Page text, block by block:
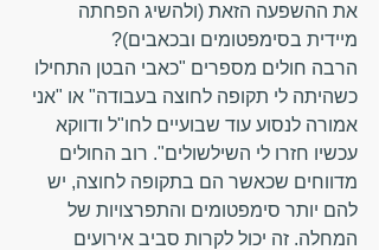
את ההשפעה הזאת (ולהשיג הפחתה
מיידית בסימפטומים ובכאבים)?
הרבה חולים מספרים "כאבי הבטן התחילו
כשהיתה לי תקופה לחוצה בעבודה" או "אני
אמורה לנסוע עוד שבועיים לחו"ל ודווקא
עכשיו חזרו לי השילשולים". רוב החולים
מדווחים שכאשר הם בתקופה לחוצה, יש
להם יותר סימפטומים והתפרצויות של
המחלה. זה יכול לקרות סביב אירועים